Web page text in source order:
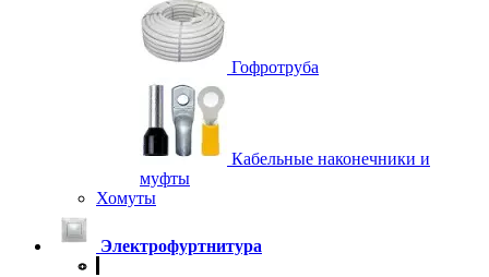
Гофротруба
Кабельные наконечники и
муфты
Хомуты
Электрофуртнитура